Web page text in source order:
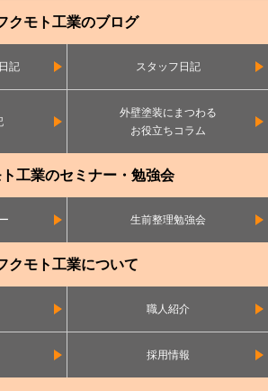
クモト工業のブログ
記 スタッフ日記
外壁塗装にまつわる
お役立ちコラム
工業のセミナー・勉強会
生前整理勉強会
クモト工業について
職人紹介
採用情報